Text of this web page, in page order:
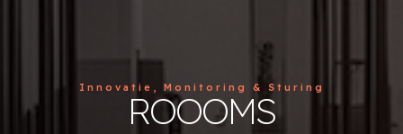
Innovatie, Monitoring & Sturing
ROOOMS